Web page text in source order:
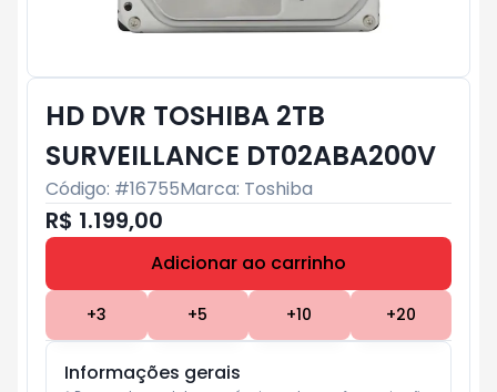
HD DVR TOSHIBA 2TB
SURVEILLANCE DT02ABA200V
Código: #16755Marca: Toshiba
R$ 1.199,00
Adicionar ao carrinho
+3 +5 +10 +20
Informações gerais